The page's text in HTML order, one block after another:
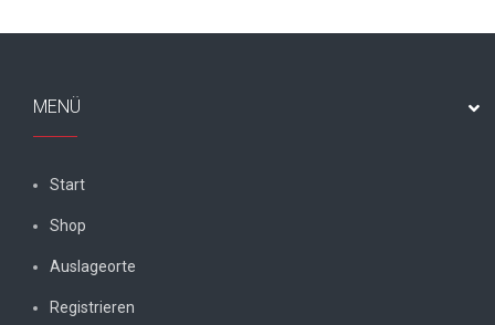
MENÜ
Start
Shop
Auslageorte
Registrieren